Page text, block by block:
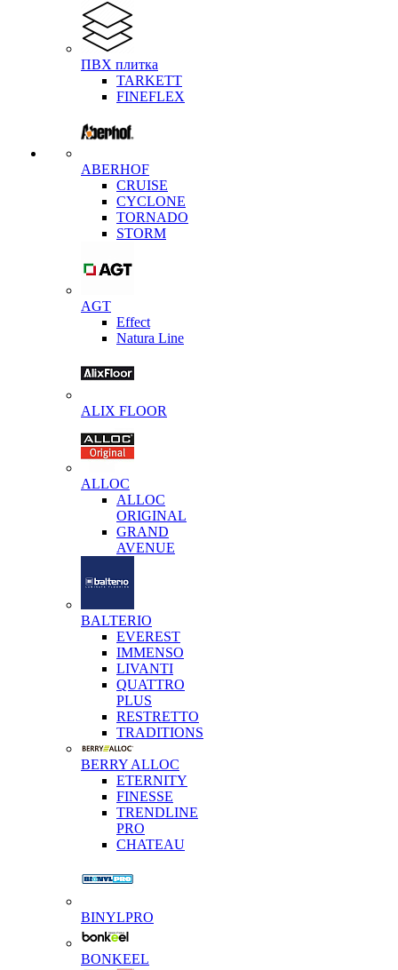
ПВХ плитка
TARKETT
FINEFLEX
ABERHOF
CRUISE
CYCLONE
TORNADO
STORM
AGT
Effect
Natura Line
ALIX FLOOR
ALLOC
ALLOC
ORIGINAL
GRAND
AVENUE
BALTERIO
EVEREST
IMMENSO
LIVANTI
QUATTRO
PLUS
RESTRETTO
TRADITIONS
BERRY ALLOC
ETERNITY
FINESSE
TRENDLINE
PRO
CHATEAU
BINYLPRO
BONKEEL